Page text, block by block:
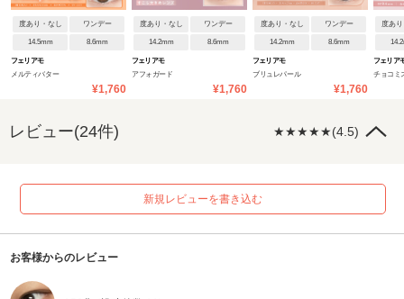
度あり・なし ワンデー
14.5mm 8.6mm
フェリアモ
メルティバター
¥1,760
度あり・なし ワンデー
14.2mm 8.6mm
フェリアモ
アフォガード
¥1,760
度あり・なし ワンデー
14.2mm 8.6mm
フェリアモ
ブリュレパール
¥1,760
度あ
フェリア
チョコミ
レビュー(24件) ★★★★★(4.5)
新規レビューを書き込む
お客様からのレビュー